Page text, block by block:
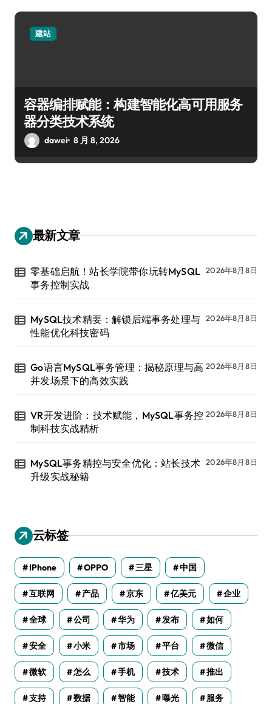
建站
容器编排赋能：构建智能化高可用服务
器分类技术系统
dawei 8 月 8, 2026
最新文章
零基础启航！站长学院带你玩转MySQL
事务控制实战
2026年8月8日
MySQL技术精要：解锁后端事务处理与
性能优化科技密码
2026年8月8日
Go语言MySQL事务管理：揭秘原理与高
并发场景下的高效实践
2026年8月8日
VR开发进阶：技术赋能，MySQL事务控
制科技实战精析
2026年8月8日
MySQL事务精控与安全优化：站长技术
升级实战秘籍
2026年8月8日
云标签
IPhone OPPO 三星 中国
互联网 产品 京东 亿美元 企业
全球 公司 华为 发布 如何
安全 小米 市场 平台 微信
微软 怎么 手机 技术 推出
支持 数据 智能 曝光 服务